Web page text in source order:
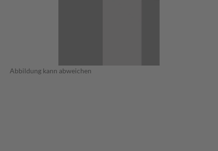
Abbildung kann abweichen